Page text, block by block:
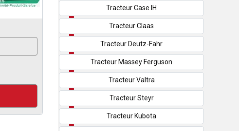
Tracteur Case IH
Tracteur Claas
Tracteur Deutz-Fahr
Tracteur Massey Ferguson
Tracteur Valtra
Tracteur Steyr
Tracteur Kubota